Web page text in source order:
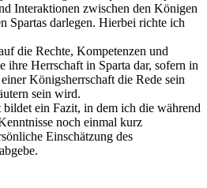
Interaktionen zwischen den Königen
Spartas darlegen. Hierbei richte ich
die Rechte, Kompetenzen und
ihre Herrschaft in Sparta dar, sofern in
Königsherrschaft die Rede sein
sein wird.
ein Fazit, in dem ich die während
noch einmal kurz
Einschätzung des